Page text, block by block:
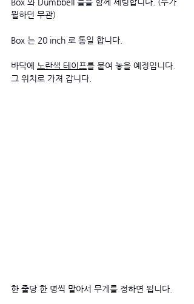
뭘하던 무관)
Box 는 20 inch 로 통일 합니다.
바닥에 노란색 테이프를 붙여 놓을 예정입니다.
그 위치로 가져 갑니다.
한 줄당 한 명씩 맡아서 무게를 정하면 됩니다.